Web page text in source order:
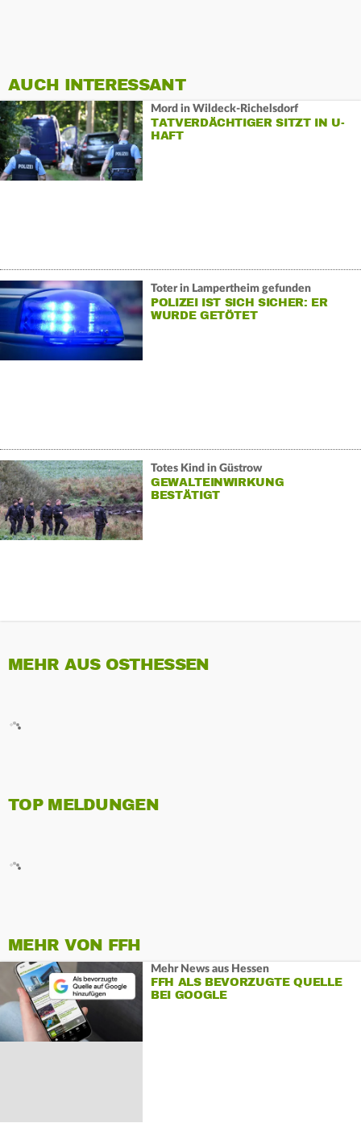
AUCH INTERESSANT
Mord in Wildeck-Richelsdorf
TATVERDÄCHTIGER SITZT IN U-
HAFT
Toter in Lampertheim gefunden
POLIZEI IST SICH SICHER: ER
WURDE GETÖTET
Totes Kind in Güstrow
GEWALTEINWIRKUNG
BESTÄTIGT
MEHR AUS OSTHESSEN
TOP MELDUNGEN
MEHR VON FFH
Mehr News aus Hessen
FFH ALS BEVORZUGTE QUELLE
BEI GOOGLE